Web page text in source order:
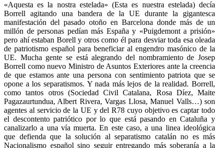
«Aquesta es la nostra estelada» (Esta es nuestra estelada) decía
Borrell agitando una bandera de la UE durante la gigantesca
manifestación del pasado otoño en Barcelona donde más de un
millón de personas pedían más España y «Puigdemont a prisión»
pero ahí estaban Borell y otros como él para desviar toda esa oleada
de patriotismo español para beneficiar al engendro masónico de la
UE. Mucha gente se está alegrando del nombramiento de Josep
Borrell como nuevo Ministro de Asuntos Exteriores ante la creencia
de que estamos ante una persona con sentimiento patriota que se
opone a los separatismos. Y nada más lejos de la realidad. Borrell,
como tantos otros (Sociedad Civil Catalana, Rosa Díez, Maite
Pagazaurtundua, Albert Rivera, Vargas Llosa, Manuel Valls…) son
agentes al servicio de la UE y del R78 cuyo objetivo es captar todo
el descontento patriótico por lo que está pasando en Cataluña y
canalizarlo a una vía muerta. En este caso, a una linea ideológica
que defienda que la solución al separatismo catalán no es más
Nacionalismo español sino seguir entregando más soberanía a la